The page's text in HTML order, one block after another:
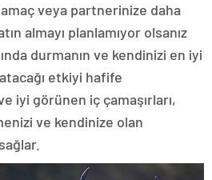
amaç veya partnerinize daha
almayı planlamıyor olsanız
durmanın ve kendinizi en iyi
etkiyi hafife
iyi görünen iç çamaşırları,
ve kendinize olan